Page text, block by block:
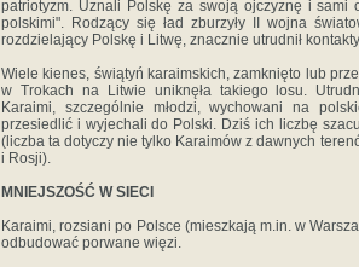
patriotyzm. Uznali Polskę za swoją ojczyznę i sami
polskimi". Rodzący się ład zburzyły II wojna
rozdzielający Polskę i Litwę, znacznie utrudnił
Wiele kienes, świątyń karaimskich, zamknięto lub
w Trokach na Litwie uniknęła takiego losu.
Karaimi, szczególnie młodzi, wychowani na
przesiedlić i wyjechali do Polski. Dziś ich liczbę
(liczba ta dotyczy nie tylko Karaimów z dawnych
i Rosji).
MNIEJSZOŚĆ W SIECI
Karaimi, rozsiani po Polsce (mieszkają m.in. w
odbudować porwane więzi.